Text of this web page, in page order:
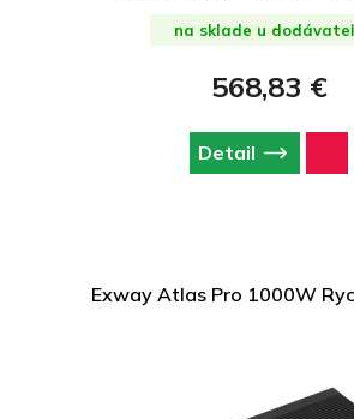
na sklade u
568,83 €
Detail
Exway Atlas Pro 1000W